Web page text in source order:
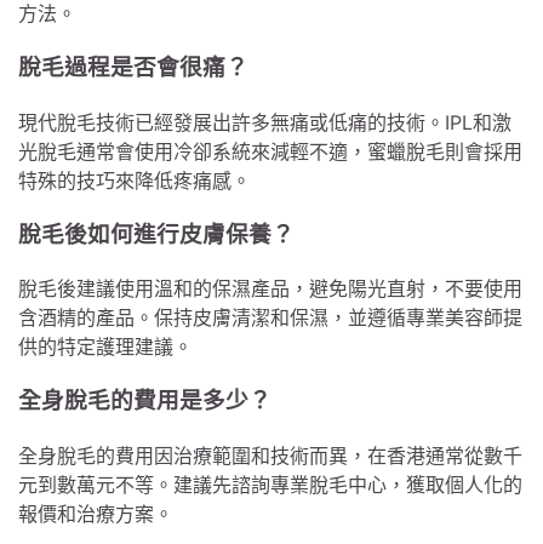
方法。
脫毛過程是否會很痛？
現代脫毛技術已經發展出許多無痛或低痛的技術。IPL和激
光脫毛通常會使用冷卻系統來減輕不適，蜜蠟脫毛則會採用
特殊的技巧來降低疼痛感。
脫毛後如何進行皮膚保養？
脫毛後建議使用溫和的保濕產品，避免陽光直射，不要使用
含酒精的產品。保持皮膚清潔和保濕，並遵循專業美容師提
供的特定護理建議。
全身脫毛的費用是多少？
全身脫毛的費用因治療範圍和技術而異，在香港通常從數千
元到數萬元不等。建議先諮詢專業脫毛中心，獲取個人化的
報價和治療方案。